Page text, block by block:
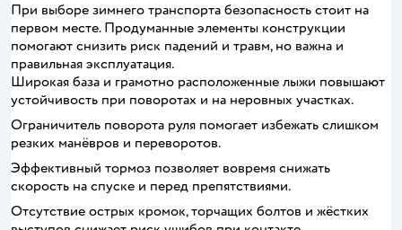
При выборе зимнего транспорта безопасность стоит на
первом месте. Продуманные элементы конструкции
помогают снизить риск падений и травм, но важна и
правильная эксплуатация.
Широкая база и грамотно расположенные лыжи повышают
устойчивость при поворотах и на неровных участках.
Ограничитель поворота руля помогает избежать слишком
резких манёвров и переворотов.
Эффективный тормоз позволяет вовремя снижать
скорость на спуске и перед препятствиями.
Отсутствие острых кромок, торчащих болтов и жёстких